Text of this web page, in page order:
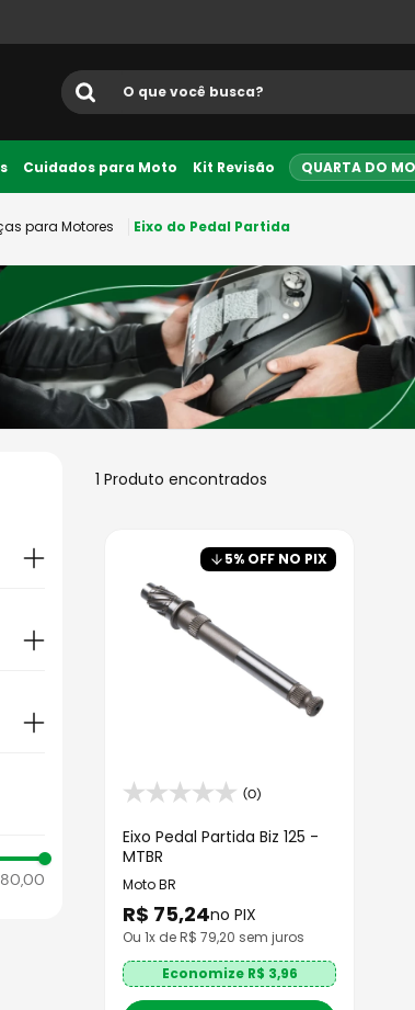
O que você busca?
Termos mais buscados
1º ls2
2º norisk
3º capacete
4º fw3
5º capacete ls2
6º jaqueta
axxis fenix
Cuidados para Moto Kit Revisão QUARTA DO
para Motores Eixo do Pedal Partida
80,00
1 Produto
5% OFF NO PIX
(0)
Eixo Pedal Partida Biz 125 -
MTBR
Moto BR
R$ 75,24no PIX
Ou 1x de R$ 79,20 sem juros
Economize R$ 3,96